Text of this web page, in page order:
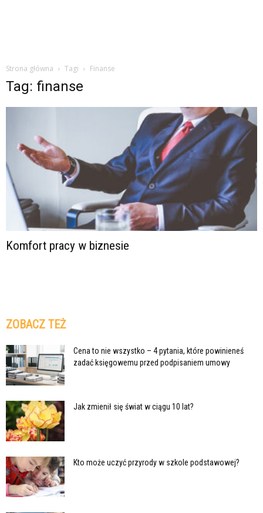
Strona główna Tagi Finanse
Tag: finanse
Komfort pracy w biznesie
ZOBACZ TEŻ
Cena to nie wszystko – 4 pytania, które powinieneś
zadać księgowemu przed podpisaniem umowy
Jak zmienił się świat w ciągu 10 lat?
Kto może uczyć przyrody w szkole podstawowej?